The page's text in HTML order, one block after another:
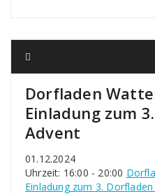
Dorfladen
Einladung zum
Advent
01.12.2024
Uhrzeit: 16:00 - 20:00
Einladung zum 3.